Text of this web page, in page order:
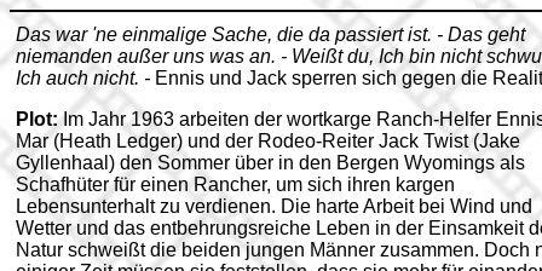
Das war 'ne einmalige Sache, die da passiert ist. - Das geht
niemanden außer uns was an. - Weißt du, Ich bin nicht
Ich auch nicht. - Ennis und Jack sperren sich gegen die
Plot:Im Jahr 1963 arbeiten der wortkarge Ranch-Helfer
Mar (Heath Ledger) und der Rodeo-Reiter Jack Twist (Jake
Gyllenhaal) den Sommer über in den Bergen Wyomings als
Schafhüter für einen Rancher, um sich ihren kargen
Lebensunterhalt zu verdienen. Die harte Arbeit bei Wind und
Wetter und das entbehrungsreiche Leben in der Einsamkeit
Natur schweißt die beiden jungen Männer zusammen. Doch